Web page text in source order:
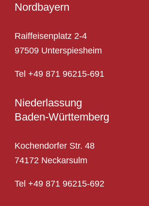
Nordbayern
Raiffeisenplatz 2-4
97509 Unterspiesheim
Tel +49 871 96215-691
Niederlassung
Baden-Württemberg
Kochendorfer Str. 48
74172 Neckarsulm
Tel +49 871 96215-692